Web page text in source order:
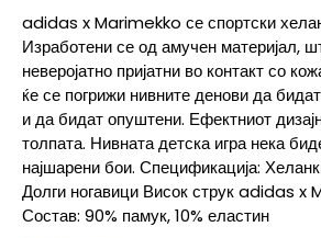
adidas x Marimekko се спортски
Изработени се од амучен материјал,
неверојатно пријатни во контакт со
ќе се погрижи нивните денови да
и да бидат опуштени. Ефектниот
толпата. Нивната детска игра нека
најшарени бои. Спецификација:
Долги ногавици Висок струк adidas x
Состав: 90% памук, 10% еластин